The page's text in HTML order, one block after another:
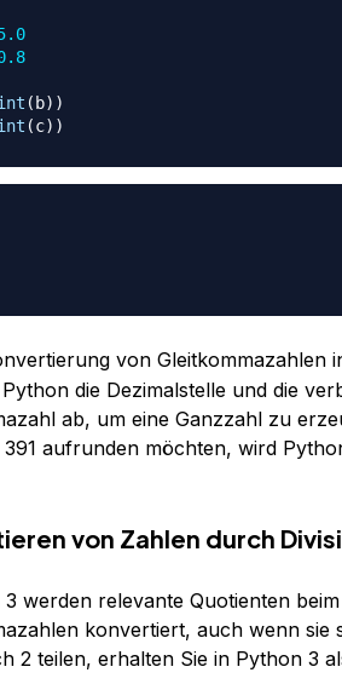
(b) )
(c) )
von Gleitkommazahlen
die Dezimalstelle und die
ab, um eine Ganzzahl zu
aufrunden möchten, wird
von Zahlen durch
werden relevante Quotienten beim
konvertiert, auch wenn sie
2 teilen, erhalten Sie in Python 3